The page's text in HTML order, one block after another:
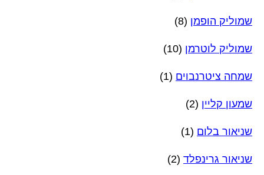
שמוליק הופמן (8)
שמוליק לוטרמן (10)
שמחה ציטרנבוים (1)
שמעון קליין (2)
שניאור בלום (1)
שניאור גרינפלד (2)